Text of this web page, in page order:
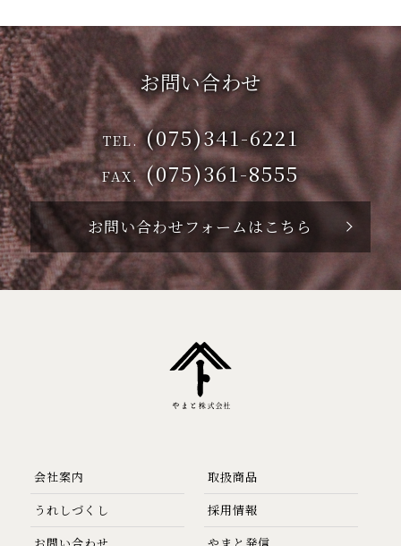
お問い合わせ
TEL. (075)341-6221
FAX.(075)361-8555
お問い合わせフォームはこちら
会社案内
取扱商品
うれしづくし
採用情報